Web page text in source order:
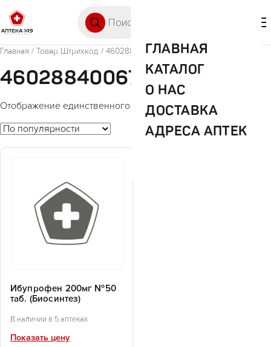
ГЛАВНАЯ
КАТАЛОГ
О НАС
ДОСТАВКА
АДРЕСА АПТЕК
Главная / Товар Штрихкод / 4602884006756
4602884006756
Отображение единственного товара
Ибупрофен 200мг №50
таб. (Биосинтез)
В наличии в 5 аптеках
Показать цену